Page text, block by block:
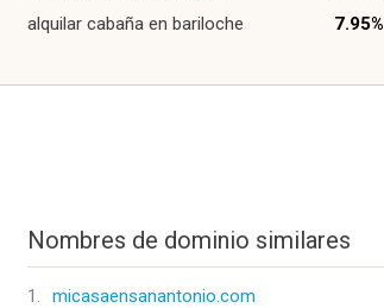
alquilar cabaña en bariloche
7.95%
Nombres de dominio similares
1.
micasaensanantonio.com